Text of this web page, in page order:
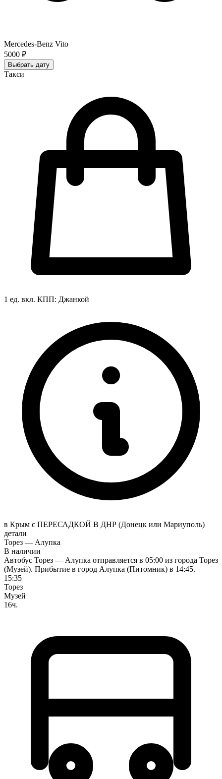
Mercedes-Benz Vito
5000 ₽
Выбрать дату
Такси
1 ед. вкл. КПП: Джанкой
в Крым с ПЕРЕСАДКОЙ В ДНР (Донецк или Мариуполь)
детали
Торез — Алупка
В наличии
Автобус Торез — Алупка отправляется в 05:00 из города Торез
(Музей). Прибытие в город Алупка (Питомник) в 14:45.
15:35
Торез
Музей
16ч.